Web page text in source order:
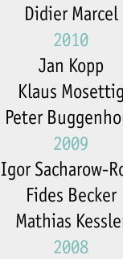
Didier Marcel
2010
Jan Kopp
Klaus Mosettig
Peter
2009
Igor Sacharow-
Fides Becker
Mathias
2008